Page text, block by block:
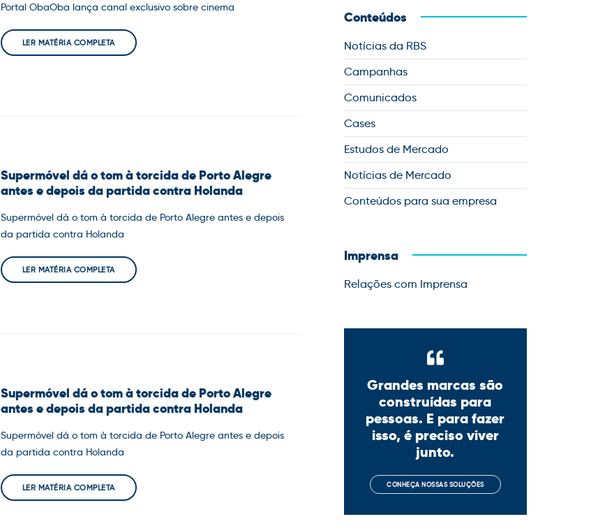
Portal ObaOba lança canal exclusivo sobre cinema
LER MATÉRIA COMPLETA
Supermóvel dá o tom à torcida de Porto Alegre
antes e depois da partida contra Holanda
Supermóvel dá o tom à torcida de Porto Alegre antes e depois
da partida contra Holanda
LER MATÉRIA COMPLETA
Supermóvel dá o tom à torcida de Porto Alegre
antes e depois da partida contra Holanda
Supermóvel dá o tom à torcida de Porto Alegre antes e depois
da partida contra Holanda
LER MATÉRIA COMPLETA
Conteúdos
Notícias da RBS
Campanhas
Comunicados
Cases
Estudos de Mercado
Notícias de Mercado
Conteúdos para sua empresa
Imprensa
Relações com Imprensa
Grandes marcas são
construídas para
pessoas. E para fazer
isso, é preciso viver
junto.
CONHEÇA NOSSAS SOLUÇÕES